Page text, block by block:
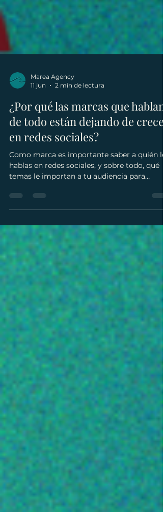
11 jun
2 min de lectura
¿Por qué las marcas que hablan
de todo están dejando de crecer
en redes sociales?
Como marca es importante saber a quién le
hablas en redes sociales, y sobre todo, qué
temas le importan a tu audiencia para
desarrollarlos y comunicar con autoridad y
confianza.